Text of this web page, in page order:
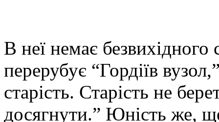
В неї немає
перерубує “Гордіїв
старість. Старість не
досягнути.” Юність же,